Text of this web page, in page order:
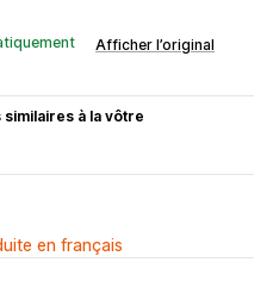
Afficher l’original
à la vôtre
en français